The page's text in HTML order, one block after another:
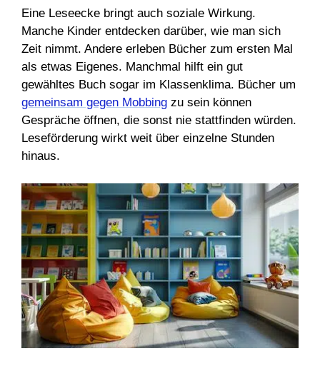
Eine Leseecke bringt auch soziale Wirkung.
Manche Kinder entdecken darüber, wie man sich
Zeit nimmt. Andere erleben Bücher zum ersten Mal
als etwas Eigenes. Manchmal hilft ein gut
gewähltes Buch sogar im Klassenklima. Bücher um
gemeinsam gegen Mobbing zu sein können
Gespräche öffnen, die sonst nie stattfinden würden.
Leseförderung wirkt weit über einzelne Stunden
hinaus.